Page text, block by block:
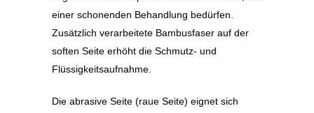
einer schonenden Behandlung bedürfen.
Zusätzlich verarbeitete Bambusfaser auf der
soften Seite erhöht die Schmutz- und
Flüssigkeitsaufnahme.
Die abrasive Seite (raue Seite) eignet sich